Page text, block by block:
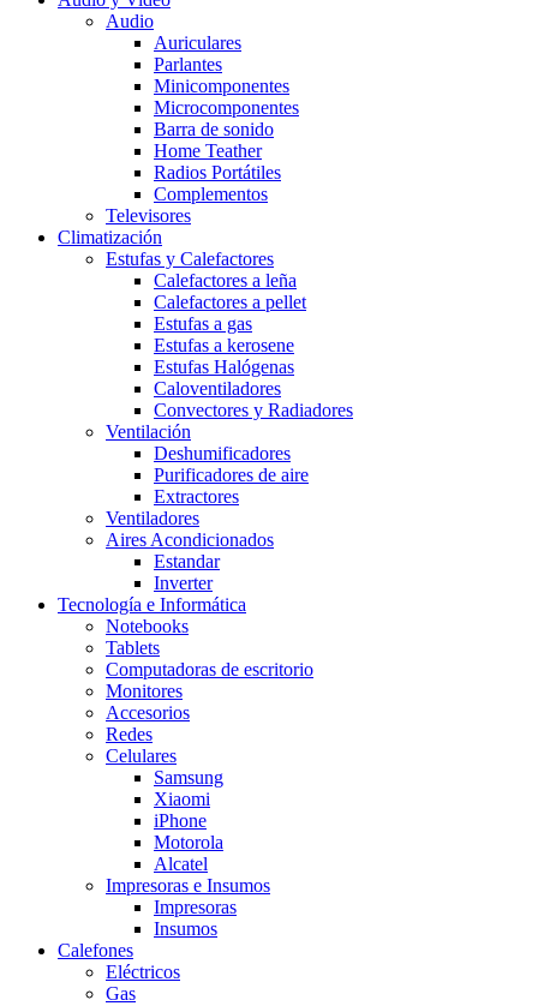
Audio
Auriculares
Parlantes
Minicomponentes
Microcomponentes
Barra de sonido
Home Teather
Radios Portátiles
Complementos
Televisores
Climatización
Estufas y Calefactores
Calefactores a leña
Calefactores a pellet
Estufas a gas
Estufas a kerosene
Estufas Halógenas
Caloventiladores
Convectores y Radiadores
Ventilación
Deshumificadores
Purificadores de aire
Extractores
Ventiladores
Aires Acondicionados
Estandar
Inverter
Tecnología e Informática
Notebooks
Tablets
Computadoras de escritorio
Monitores
Accesorios
Redes
Celulares
Samsung
Xiaomi
iPhone
Motorola
Alcatel
Impresoras e Insumos
Impresoras
Insumos
Calefones
Eléctricos
Gas